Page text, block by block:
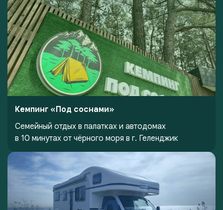
Кемпинг «Под соснами»
Семейный отдых в палатках и автодомах
в 10 минутах от чёрного моря в г. Геленджик